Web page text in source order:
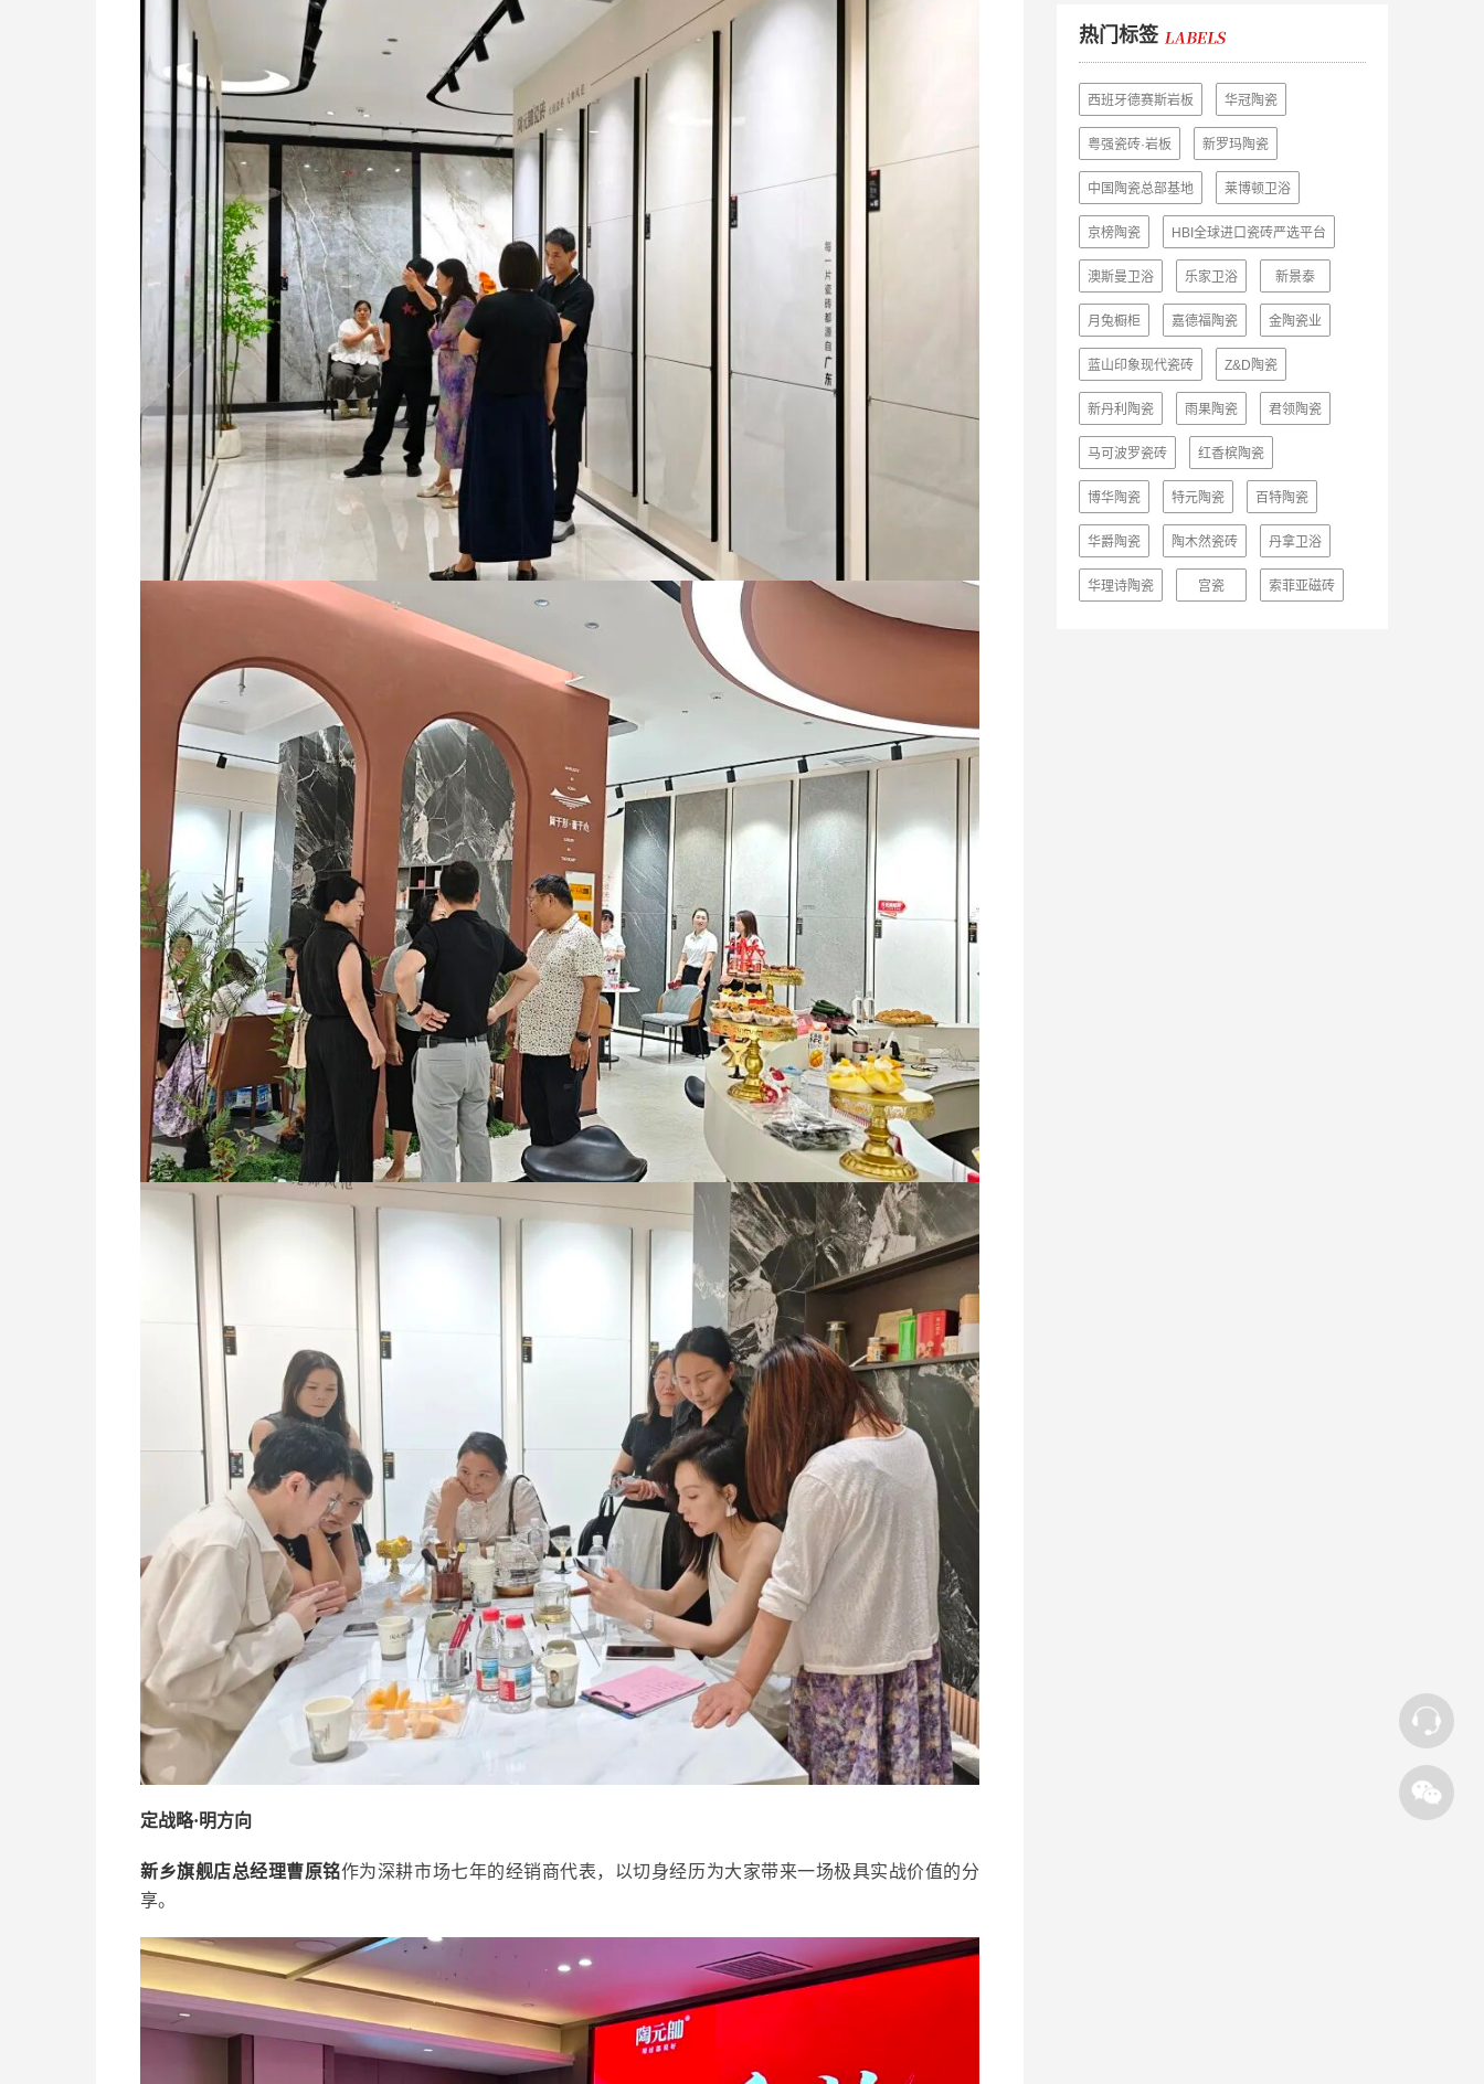
定战略·明方向
新乡旗舰店总经理曹原铭作为深耕市场七年的经销商代表，以切身经历为大家带来一场极具实战价值的分
享。
热门标签
西班牙德赛斯岩板 华冠陶瓷
粤强瓷砖·岩板 新罗玛陶瓷
中国陶瓷总部基地 莱博顿卫浴
京榜陶瓷 HBI全球进口瓷砖严选平台
澳斯曼卫浴 乐家卫浴 新景泰
月兔橱柜 嘉德福陶瓷 金陶瓷业
蓝山印象现代瓷砖 Z&D陶瓷
新丹利陶瓷 雨果陶瓷 君领陶瓷
马可波罗瓷砖 红香槟陶瓷
博华陶瓷 特元陶瓷 百特陶瓷
华爵陶瓷 陶木然瓷砖 丹拿卫浴
华理诗陶瓷 宫瓷 索菲亚磁砖